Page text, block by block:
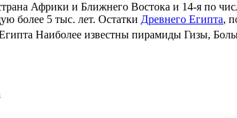
Африки и Ближнего Востока и 14-я по
более 5 тыс. лет. Остатки Древнего Египта,
Наиболее известны пирамиды Гизы,